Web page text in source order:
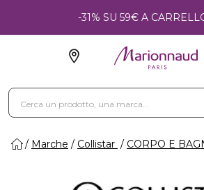
-31% SU 59€ A
Marche Collistar CORPO E